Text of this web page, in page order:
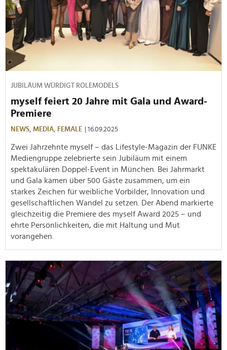
JUBILÄUM WÜRDIGT ROLEMODELS
myself feiert 20 Jahre mit Gala und Award-
Premiere
NEWS, MEDIA, FEMALE | 16.09.2025
Zwei Jahrzehnte myself – das Lifestyle-Magazin der FUNKE
Mediengruppe zelebrierte sein Jubiläum mit einem
spektakulären Doppel-Event in München. Bei Jahrmarkt
und Gala kamen über 500 Gäste zusammen, um ein
starkes Zeichen für weibliche Vorbilder, Innovation und
gesellschaftlichen Wandel zu setzen. Der Abend markierte
gleichzeitig die Premiere des myself Award 2025 – und
ehrte Persönlichkeiten, die mit Haltung und Mut
vorangehen.